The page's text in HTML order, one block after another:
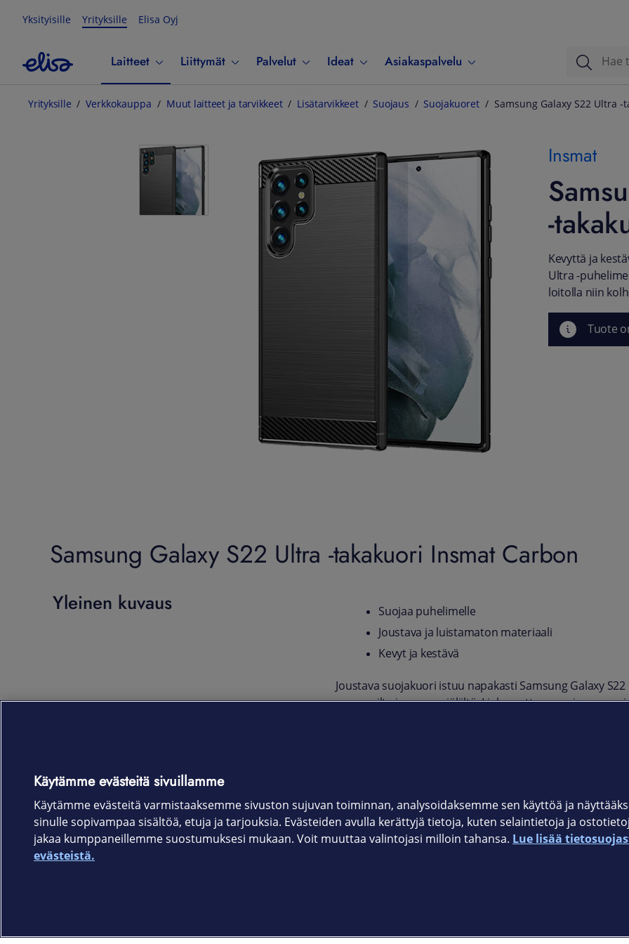
Yksityisille Yrityksille Elisa Oyj
Laitteet Liittymät Palvelut Ideat Asiakaspalvelu
Yrityksille Verkkokauppa Muut laitteet ja tarvikkeet Lisätarvikkeet Suojaus Suojakuoret Samsung Galaxy S22 Ultra
Insmat
-
Kevyttä ja
Ultra -
loitolla niin
Tuote
Samsung Galaxy S22 Ultra -takakuori Insmat Carbon
Yleinen kuvaus
Suojaa puhelimelle
Joustava ja luistamaton materiaali
Kevyt ja kestävä
Joustava suojakuori istuu napakasti Samsung Galaxy
naarmuilta ja sormenjäljiltä. Liukumattoman pinnan
Käytämme evästeitä sivuillamme
Käytämme evästeitä varmistaaksemme sivuston sujuvan toiminnan, analysoidaksemme sen käyttöä ja
sinulle sopivampaa sisältöä, etuja ja tarjouksia. Evästeiden avulla kerättyjä tietoja, kuten selaintietoja ja
jakaa kumppaneillemme suostumuksesi mukaan. Voit muuttaa valintojasi milloin tahansa. Lue lisää
evästeistä.